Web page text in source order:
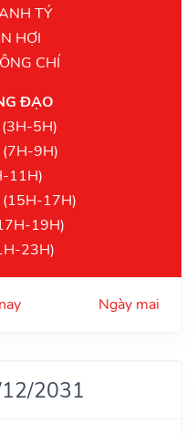
TÝ
HỢI
CHÍ
ĐẠO
5H)
9H)
11H)
17H)
19H)
23H)
Ngày mai
2031